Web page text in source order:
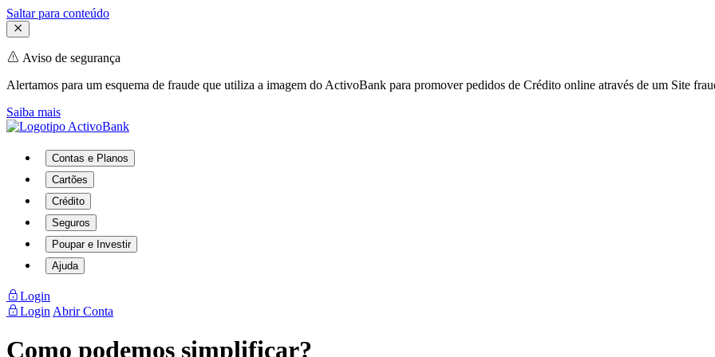
Saltar para conteúdo
Aviso de segurança
Alertamos para um esquema de fraude que utiliza a imagem do ActivoBank para promover pedidos de Crédito online através de um Site
Saiba mais
Contas e Planos
Cartões
Crédito
Seguros
Poupar e Investir
Ajuda
Login
Login Abrir Conta
Como podemos simplificar?